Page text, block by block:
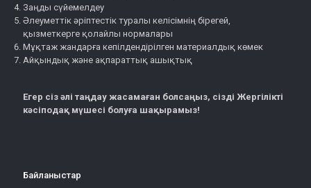
Заңды сүйемелдеу
Әлеуметтік әріптестік туралы келісімнің бірегей,
қызметкерге қолайлы нормалары
Мұқтаж жандарға кепілдендірілген материалдық көмек
Айқындық және ақпараттық ашықтық
Егер сіз әлі таңдау жасамаған болсаңыз, сізді Жергілікті
кәсіподақ мүшесі болуға шақырамыз!
Байланыстар